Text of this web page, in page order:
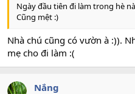
Ngày đầu tiên đi làm trong hè
Cũng mệt :)
Nhà chú cũng có vườn à :)).
mẹ cho đi làm :(
Nắng